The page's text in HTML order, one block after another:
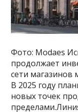
Фото: Modaes
продолжает
сети
В 2025 году
новых точек